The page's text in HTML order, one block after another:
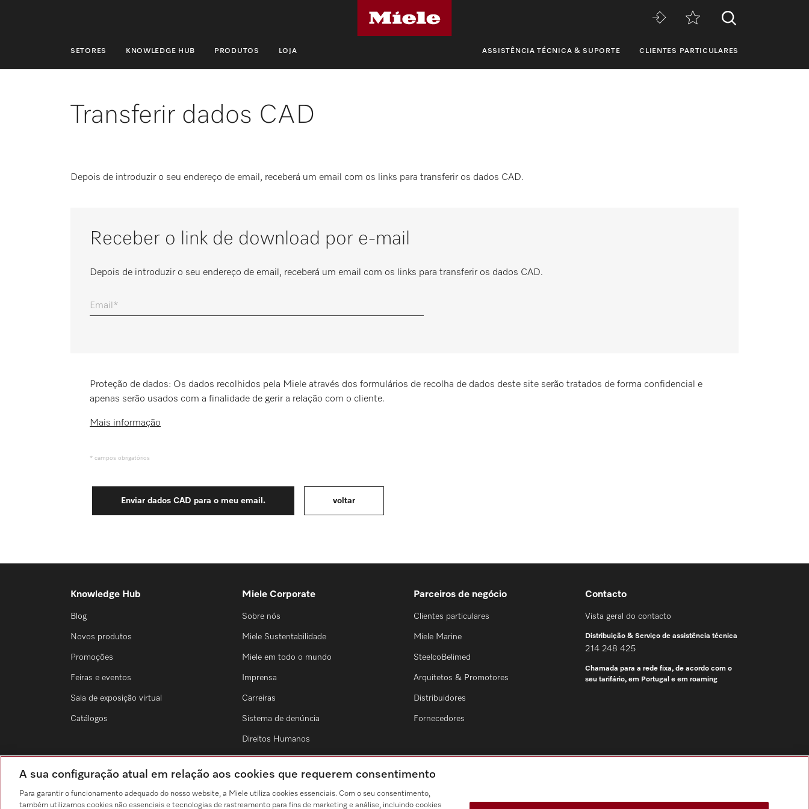
SETORES KNOWLEDGE HUB PRODUTOS LOJA ASSISTÊNCIA TÉCNICA & SUPORTE CLIENTES PARTICULARES
SETORES
ASSISTÊNCIA TÉCNICA & SUPORTE
Miele MOVE
Transferir dados CAD
Depois de introduzir o seu endereço de email, receberá um email com os links para transferir os dados CAD.
Receber o link de download por e-mail
Depois de introduzir o seu endereço de email, receberá um email com os links para transferir os dados CAD.
Email
Proteção de dados: Os dados recolhidos pela Miele através dos formulários de recolha de dados deste site serão tratados de forma confidencial e
apenas serão usados com a finalidade de gerir a relação com o cliente.
Mais informação
* campos obrigatórios
Knowledge Hub
Blog
Novos produtos
Promoções
Feiras e eventos
Sala de exposição virtual
Catálogos
Miele Corporate
Sobre nós
Miele Sustentabilidade
Miele em todo o mundo
Imprensa
Carreiras
Sistema de denúncia
Direitos Humanos
Parceiros de negócio
Clientes particulares
Miele Marine
SteelcoBelimed
Arquitetos & Promotores
Distribuidores
Fornecedores
Contacto
Vista geral do contacto
Distribuição & Serviço de assistência técnica
214 248 425
Chamada para a rede fixa, de acordo com o
seu tarifário, em Portugal e em roaming
A sua configuração atual em relação aos cookies que requerem consentimento
Para garantir o funcionamento adequado do nosso website, a Miele utiliza cookies essenciais. Com o seu consentimento,
também utilizamos cookies não essenciais e tecnologias de rastreamento para fins de marketing e análise, incluindo cookies